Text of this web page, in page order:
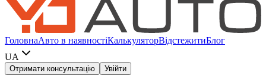
ГоловнаАвто в наявностіКалькуляторВідстежитиБлог
UA
Отримати консультацію Увійти